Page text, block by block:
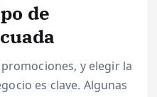
de
y elegir la
es clave. Algunas